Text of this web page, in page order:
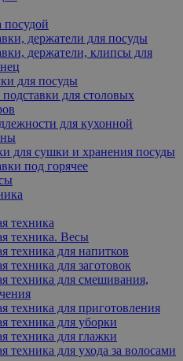
посудой
держатели для посуды
держатели, клипсы для
для посуды
для столовых
для кухонной
для сушки и хранения посуды
под горячее
техника
техника. Весы
техника для напитков
техника для заготовок
техника для смешивания,
техника для приготовления
техника для уборки
техника для глажки
техника для ухода за волосами